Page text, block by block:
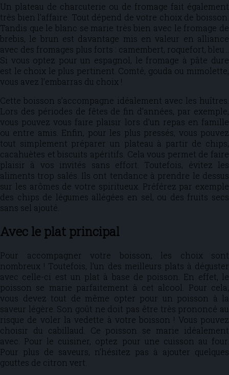
Un plateau de charcuterie ou de fromage fait également
très bien l’affaire. Tout dépend de votre choix de boisson.
Tandis que le blanc se marie très bien avec le fromage de
brebis, le brun est davantage mis en valeur en alliance
avec des fromages plus forts : camembert, roquefort, bleu…
Si vous optez pour un espagnol, le fromage à pâte dure
est le choix le plus pertinent. Comté, gouda ou mimolette,
vous avez l’embarras du choix !
Cette boisson s’accompagne idéalement avec les huîtres.
Lors des périodes de fêtes de fin d’années, par exemple,
vous pouvez vous faire plaisir lors d’un repas en famille
ou entre amis. Enfin, pour les plus pressés, vous pouvez
tout simplement préparer un plateau à partir de chips,
cacahuètes et biscuits apéritifs. Cela vous permet de faire
plaisir à vos invités sans effort. Toutefois, évitez les
aliments trop salés. Ils ont tendance à prendre le dessus
sur les arômes de votre spiritueux. Préférez par exemple
des chips de légumes allégées en sel, ou des fruits secs
sans sel ajouté.
Avec le plat principal
Pour accompagner votre boisson, les choix sont
nombreux ! Toutefois, l’un des meilleurs plats à déguster
avec celle-ci est un plat à base de poisson. En effet, le
poisson se marie parfaitement à cet alcool. Pour cela,
vous devez tout de même opter pour un poisson à la
saveur légère. Son goût ne doit pas être très prononcé au
risque de voler la vedette à votre boisson ! Vous pouvez
choisir du cabillaud. Ce poisson se marie idéalement
avec. Pour le cuisiner, optez pour une cuisson au four.
Pour plus de saveurs, n’hésitez pas à ajouter quelques
gouttes de citron vert.